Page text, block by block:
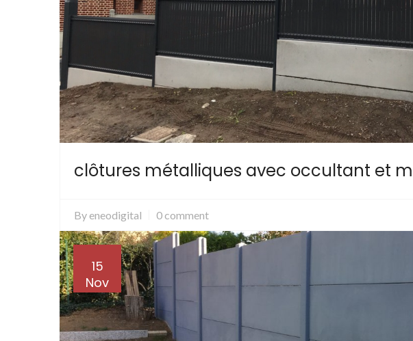
clôtures métalliques avec occultant et
By eneodigital 0 comment
15
Nov